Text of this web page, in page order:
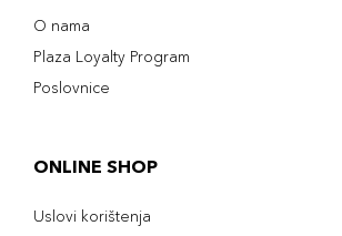
O nama
Plaza Loyalty Program
Poslovnice
ONLINE SHOP
Uslovi korištenja